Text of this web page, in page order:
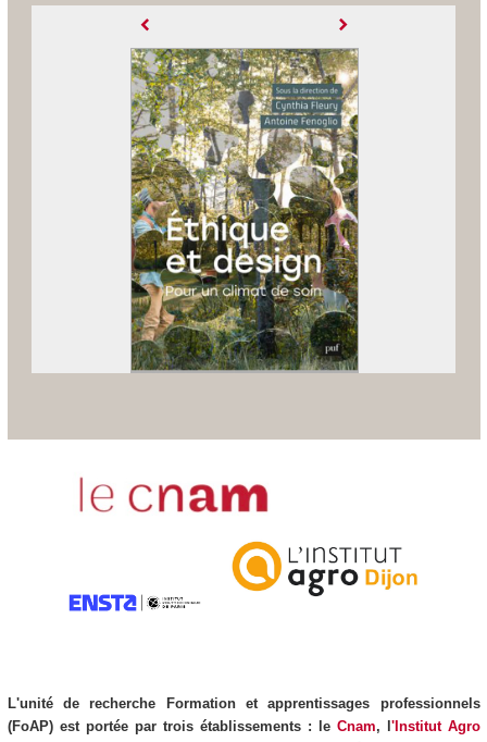
L'unité de recherche Formation et apprentissages professionnels
(FoAP) est portée par trois établissements : le Cnam, l'Institut Agro